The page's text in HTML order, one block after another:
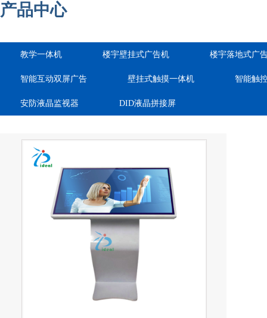
产品中心
教学一体机 楼宇壁挂式广告机 楼宇落地式广
智能互动双屏广告 壁挂式触摸一体机 智能触
安防液晶监视器 DID液晶拼接屏